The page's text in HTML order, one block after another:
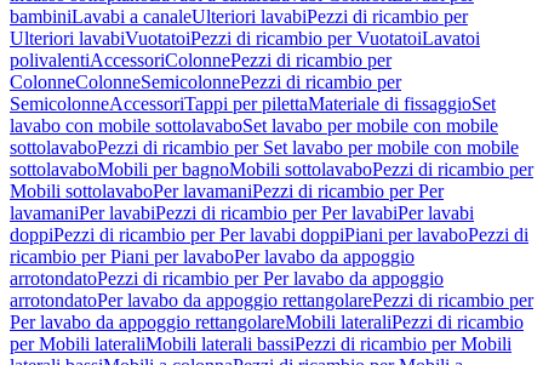
bambiniLavabi a canaleUlteriori lavabiPezzi di ricambio per
Ulteriori lavabiVuotatoiPezzi di ricambio per VuotatoiLavatoi
polivalentiAccessoriColonnePezzi di ricambio per
ColonneColonneSemicolonnePezzi di ricambio per
SemicolonneAccessoriTappi per pilettaMateriale di fissaggioSet
lavabo con mobile sottolavaboSet lavabo per mobile con mobile
sottolavaboPezzi di ricambio per Set lavabo per mobile con mobile
sottolavaboMobili per bagnoMobili sottolavaboPezzi di ricambio per
Mobili sottolavaboPer lavamaniPezzi di ricambio per Per
lavamaniPer lavabiPezzi di ricambio per Per lavabiPer lavabi
doppiPezzi di ricambio per Per lavabi doppiPiani per lavaboPezzi di
ricambio per Piani per lavaboPer lavabo da appoggio
arrotondatoPezzi di ricambio per Per lavabo da appoggio
arrotondatoPer lavabo da appoggio rettangolarePezzi di ricambio per
Per lavabo da appoggio rettangolareMobili lateraliPezzi di ricambio
per Mobili lateraliMobili laterali bassiPezzi di ricambio per Mobili